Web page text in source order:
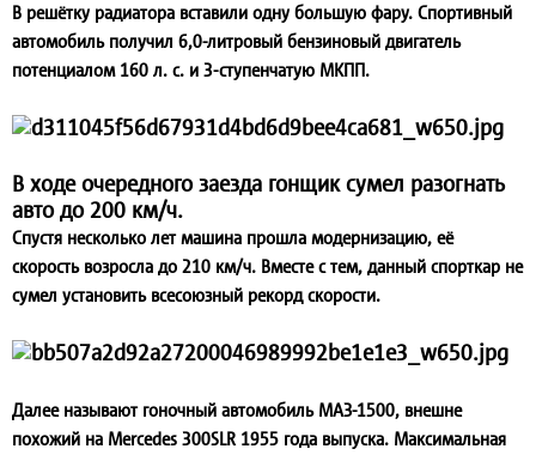
В решётку радиатора вставили одну большую фару. Спортивный
автомобиль получил 6,0-литровый бензиновый двигатель
потенциалом 160 л. с. и 3-ступенчатую МКПП.
В ходе очередного заезда гонщик сумел разогнать
авто до 200 км/ч.
Спустя несколько лет машина прошла модернизацию, её
скорость возросла до 210 км/ч. Вместе с тем, данный спорткар не
сумел установить всесоюзный рекорд скорости.
Далее называют гоночный автомобиль МАЗ-1500, внешне
похожий на Mercedes 300SLR 1955 года выпуска. Максимальная